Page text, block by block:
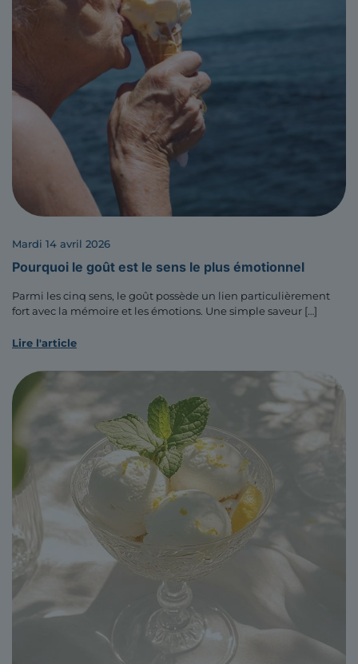
mardi 14 avril 2026
Pourquoi le goût est le sens le plus émotionnel
Parmi les cinq sens, le goût possède un lien particulièrement
fort avec la mémoire et les émotions. Une simple saveur […]
Lire l'article